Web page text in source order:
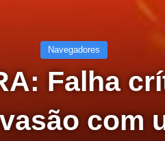
Navegadores
Falha
com